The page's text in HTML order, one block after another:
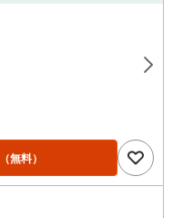
（無料）